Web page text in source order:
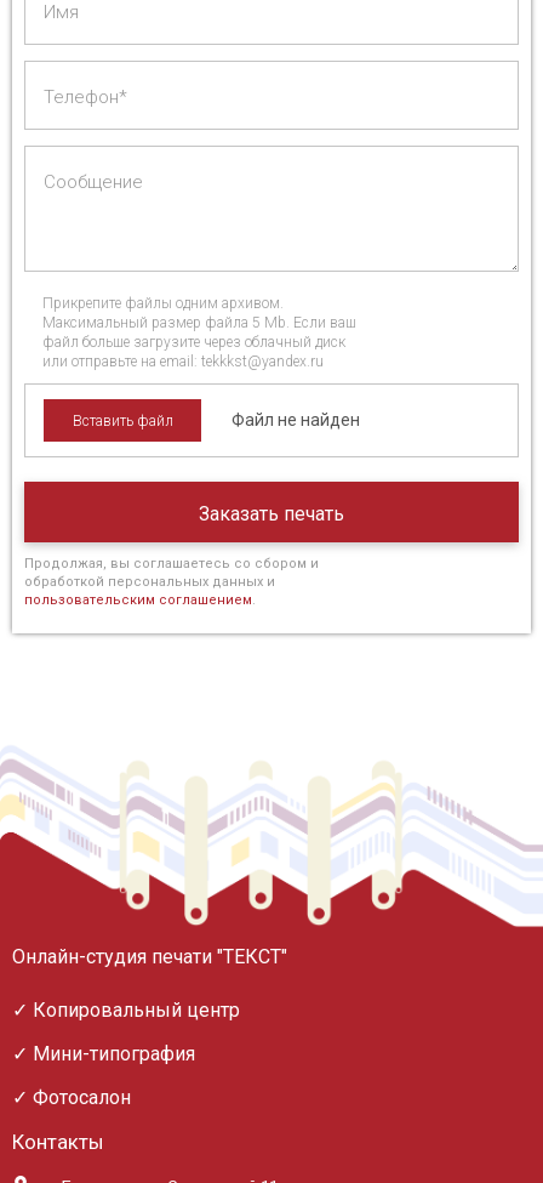
Имя
Телефон*
Сообщение
Прикрепите файлы одним архивом.
Максимальный размер файла 5 Mb. Если ваш
файл больше загрузите через облачный диск
или отправьте на email: tekkkst@yandex.ru
Вставить файл
Продолжая, вы соглашаетесь со сбором и
обработкой персональных данных и
пользовательским соглашением.
Онлайн-студия печати "ТЕКСТ"
✓ Копировальный центр
✓ Мини-типография
✓ Фотосалон
Контакты